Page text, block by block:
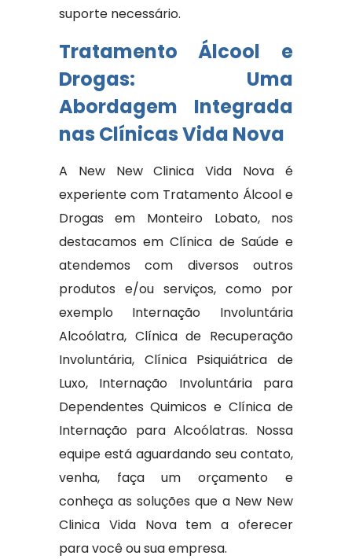
suporte necessário.
Tratamento Álcool e
Drogas: Uma
Abordagem Integrada
nas Clínicas Vida Nova
A New New Clinica Vida Nova é
experiente com Tratamento Álcool e
Drogas em Monteiro Lobato, nos
destacamos em Clínica de Saúde e
atendemos com diversos outros
produtos e/ou serviços, como por
exemplo Internação Involuntária
Alcoólatra, Clínica de Recuperação
Involuntária, Clínica Psiquiátrica de
Luxo, Internação Involuntária para
Dependentes Quimicos e Clínica de
Internação para Alcoólatras. Nossa
equipe está aguardando seu contato,
venha, faça um orçamento e
conheça as soluções que a New New
Clinica Vida Nova tem a oferecer
para você ou sua empresa.